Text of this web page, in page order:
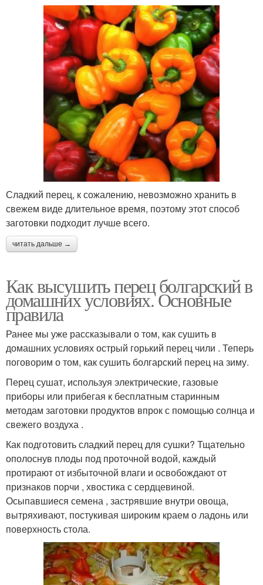
Сладкий перец, к сожалению, невозможно хранить в
свежем виде длительное время, поэтому этот способ
заготовки подходит лучше всего.
читать дальше →
Как высушить перец болгарский в
домашних условиях. Основные
правила
Ранее мы уже рассказывали о том, как сушить в
домашних условиях острый горький перец чили . Теперь
поговорим о том, как сушить болгарский перец на зиму.
Перец сушат, используя электрические, газовые
приборы или прибегая к бесплатным старинным
методам заготовки продуктов впрок с помощью солнца и
свежего воздуха .
Как подготовить сладкий перец для сушки? Тщательно
ополоснув плоды под проточной водой, каждый
протирают от избыточной влаги и освобождают от
признаков порчи , хвостика с сердцевиной.
Осыпавшиеся семена , застрявшие внутри овоща,
вытряхивают, постукивая широким краем о ладонь или
поверхность стола.